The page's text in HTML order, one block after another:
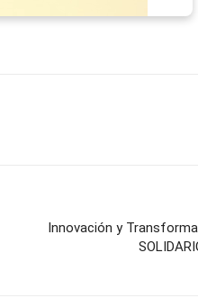
Innovación y